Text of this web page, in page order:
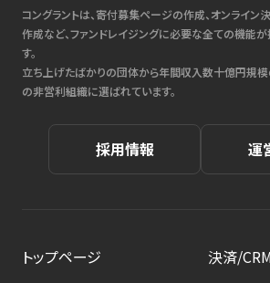
コングラントは、寄付募集ページの作成、オンライン
作成など、ファンドレイジングに必要な全ての機能
す。
立ち上げたばかりの団体から年間収入数十億円規
の非営利組織に選ばれています。
採用情報 運
トップページ
決済/